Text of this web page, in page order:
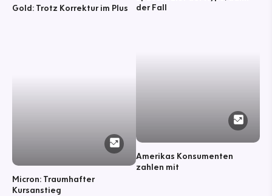
Gold: Trotz Korrektur im Plus
Micron: Traumhafter
Kursanstieg
der Fall
Amerikas Konsumenten
zahlen mit